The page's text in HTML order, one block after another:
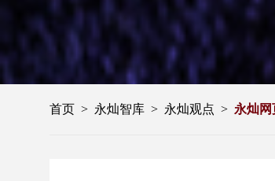
以自身网站建设
首页 > 永灿智库 > 永灿观点 > 永灿